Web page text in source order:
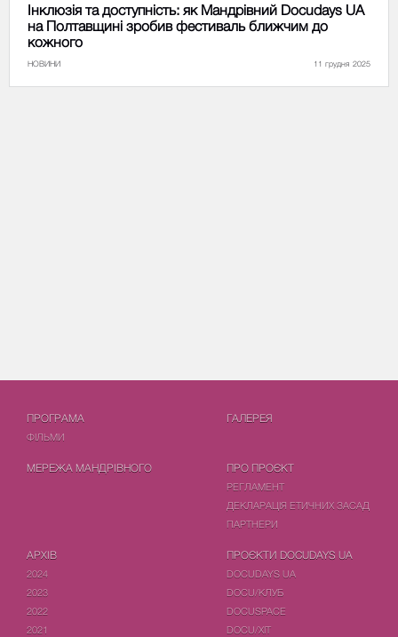
Інклюзія та доступність: як Мандрівний Docudays UA
на Полтавщині зробив фестиваль ближчим до
кожного
НОВИНИ 11 грудня 2025
ПРОГРАМА
ФIЛЬМИ
ГАЛЕРЕЯ
МЕРЕЖА МАНДРІВНОГО ПРО ПРОЄКТ
РЕГЛАМЕНТ
ДЕКЛАРАЦІЯ ЕТИЧНИХ ЗАСАД
ПАРТНЕРИ
АРХІВ
2024
2023
2022
2021
ПРОЄКТИ DOCUDAYS UA
DOCUDAYS UA
DOCU/КЛУБ
DOCUSPACE
DOCU/ХІТ